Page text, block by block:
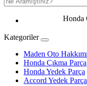
Honda
Kategoriler
Maden Oto
Honda Çıkma Parça
Honda Yedek Parça
Accord Yedek Parça